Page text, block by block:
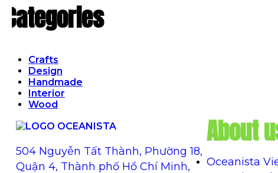
Categories
Crafts
Design
Handmade
Interior
Wood
504 Nguyễn Tất Thành, Phường 18,
Quận 4, Thành phố Hồ Chí Minh,
About
Oceanista